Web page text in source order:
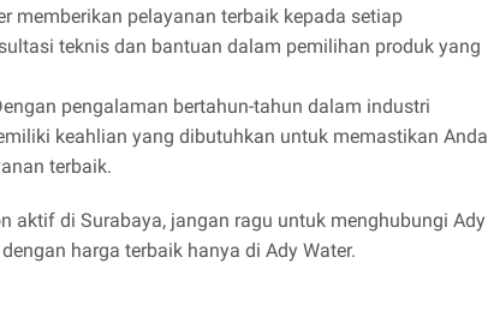
memberikan pelayanan terbaik kepada setiap
teknis dan bantuan dalam pemilihan produk yang
pengalaman bertahun-tahun dalam industri
keahlian yang dibutuhkan untuk memastikan Anda
terbaik.
aktif di Surabaya, jangan ragu untuk menghubungi Ady
harga terbaik hanya di Ady Water.